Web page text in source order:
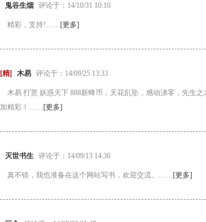
鬼谷生烟 评论于：14/10/31 10:10
精彩，支持!……[更多]
[精] 木易 评论于：14/09/25 13:33
木易 打赏 妖惑天下 888新蜂币，天花乱坠，感动涕零，先生
加精彩！……[更多]
灭世书生 评论于：14/09/13 14:36
真不错，我也准备在这个网站写书，欢迎交流。……[更多]